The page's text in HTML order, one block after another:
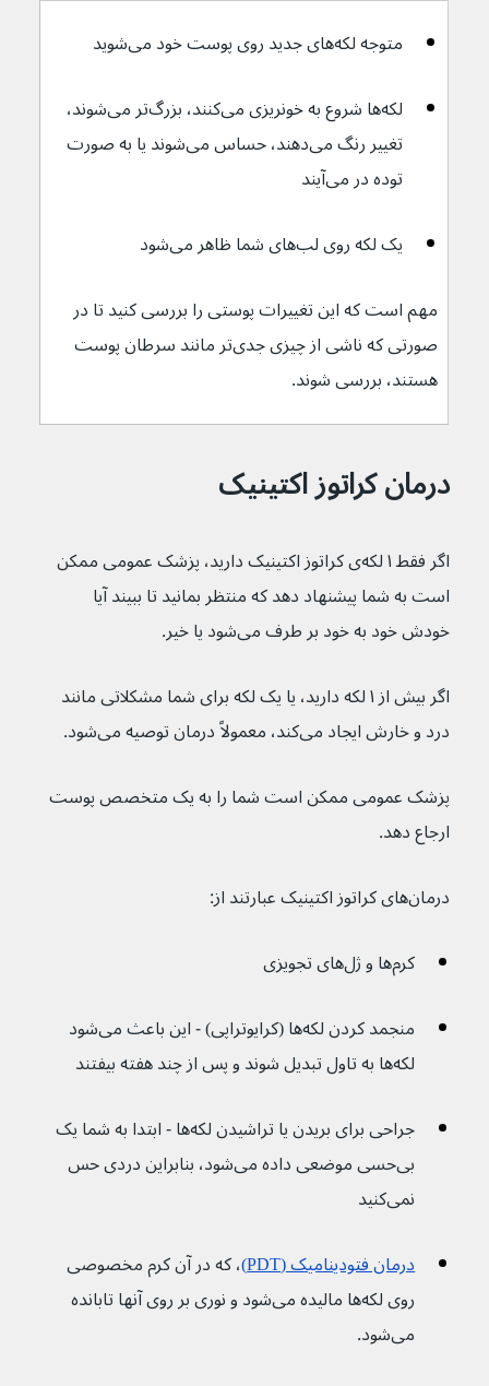
متوجه لکه‌های جدید روی پوست خود می‌شوید
لکه‌ها شروع به خونریزی می‌کنند، بزرگ‌تر می‌شوند،
تغییر رنگ می‌دهند، حساس می‌شوند یا به صورت
توده در می‌آیند
یک لکه روی لب‌های شما ظاهر می‌شود
مهم است که این تغییرات پوستی را بررسی کنید تا در
صورتی که ناشی از چیزی جدی‌تر مانند سرطان پوست
هستند، بررسی شوند.
درمان کراتوز اکتینیک
اگر فقط ۱ لکه‌ی کراتوز اکتینیک دارید، پزشک عمومی ممکن
است به شما پیشنهاد دهد که منتظر بمانید تا ببیند آیا
خودش خود به خود بر طرف می‌شود یا خیر.
اگر بیش از ۱ لکه دارید، یا یک لکه برای شما مشکلاتی مانند
درد و خارش ایجاد می‌کند، معمولاً درمان توصیه می‌شود.
پزشک عمومی ممکن است شما را به یک متخصص پوست
ارجاع دهد.
درمان‌های کراتوز اکتینیک عبارتند از:
کرم‌ها و ژل‌های تجویزی
منجمد کردن لکه‌ها (کرایوتراپی) - این باعث می‌شود
لکه‌ها به تاول تبدیل شوند و پس از چند هفته بیفتند
جراحی برای بریدن یا تراشیدن لکه‌ها - ابتدا به شما یک
بی‌حسی موضعی داده می‌شود، بنابراین دردی حس
نمی‌کنید
درمان فتودینامیک (PDT)
، که در آن کرم مخصوصی
روی لکه‌ها مالیده می‌شود و نوری بر روی آنها تابانده
می‌شود.